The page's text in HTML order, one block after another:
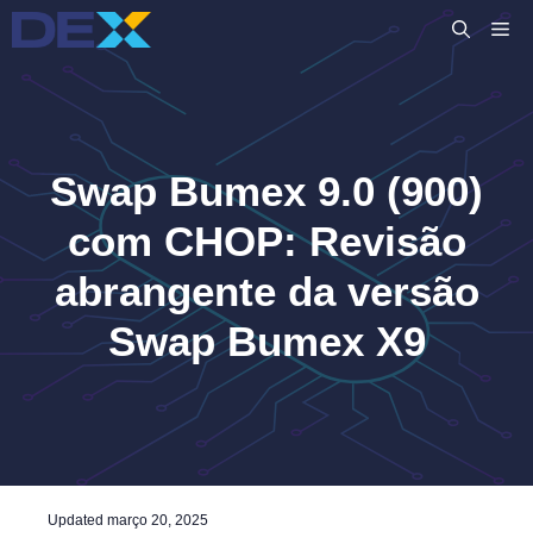
Pular
para
conteúdo
Swap Bumex 9.0 (900)
com CHOP: Revisão
abrangente da versão
Swap Bumex X9
Updated março 20, 2025